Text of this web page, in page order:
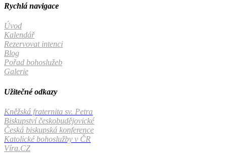
Rychlá navigace
Úvod
Kalendář
Rezervovat intenci
Blog
Pořad bohoslužeb
Galerie
Užitečné odkazy
Kněžská fraternita sv. Petra
Biskupství českobudějovické
Česká biskupská konference
Katolické bohoslužby v ČR
Víra.CZ